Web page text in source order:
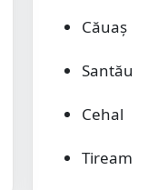
Căuaș
Santău
Cehal
Tiream